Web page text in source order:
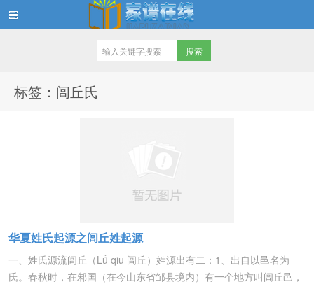
标签：闾丘氏
华夏姓氏起源之闾丘姓起源
一、姓氏源流闾丘（Lǘ qiū 闾丘）姓源出有二：1、出自以邑名为
氏。春秋时，在邾国（在今山东省邹县境内）有一个地方叫闾丘邑，